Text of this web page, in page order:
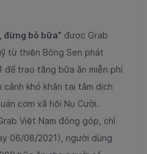
đừng bỏ bữa” được Grab
từ thiện Bông Sen phát
trao tặng bữa ăn miễn phí
khó khăn tại tâm dịch
cơm xã hội Nụ Cười.
Việt Nam đóng góp, chỉ
06/08/2021), người dùng